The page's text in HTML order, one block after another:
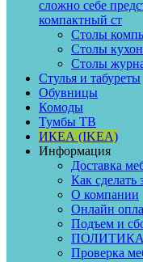
сложно себе
компактный ст
Столы
Столы
Столы
Стулья и табуреты
Обувницы
Комоды
Тумбы ТВ
ИКЕА (IKEA)
Информация
Доставка
Как сделать
О компании
Онлайн
Подъем и
Проверка